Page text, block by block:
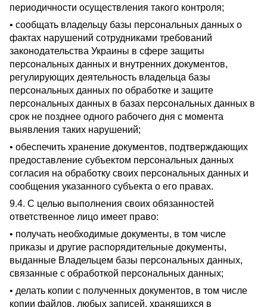
периодичности осуществления такого контроля;
• сообщать владельцу базы персональных данных о
фактах нарушений сотрудниками требований
законодательства Украины в сфере защиты
персональных данных и внутренних документов,
регулирующих деятельность владельца базы
персональных данных по обработке и защите
персональных данных в базах персональных данных в
срок не позднее одного рабочего дня с момента
выявления таких нарушений;
• обеспечить хранение документов, подтверждающих
предоставление субъектом персональных данных
согласия на обработку своих персональных данных и
сообщения указанного субъекта о его правах.
9.4. С целью выполнения своих обязанностей
ответственное лицо имеет право:
• получать необходимые документы, в том числе
приказы и другие распорядительные документы,
выданные Владельцем базы персональных данных,
связанные с обработкой персональных данных;
• делать копии с полученных документов, в том числе
копии файлов, любых записей, хранящихся в